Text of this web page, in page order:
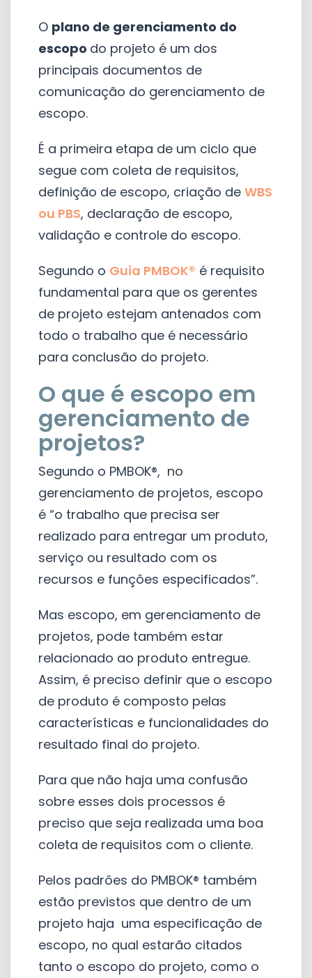
O plano de gerenciamento do
escopo do projeto é um dos
principais documentos de
comunicação do gerenciamento de
escopo.
É a primeira etapa de um ciclo que
segue com coleta de requisitos,
definição de escopo, criação de WBS
ou PBS, declaração de escopo,
validação e controle do escopo.
Segundo o Guia PMBOK® é requisito
fundamental para que os gerentes
de projeto estejam antenados com
todo o trabalho que é necessário
para conclusão do projeto.
O que é escopo em
gerenciamento de
projetos?
Segundo o PMBOK®, no
gerenciamento de projetos, escopo
é “o trabalho que precisa ser
realizado para entregar um produto,
serviço ou resultado com os
recursos e funções especificados”.
Mas escopo, em gerenciamento de
projetos, pode também estar
relacionado ao produto entregue.
Assim, é preciso definir que o escopo
de produto é composto pelas
características e funcionalidades do
resultado final do projeto.
Para que não haja uma confusão
sobre esses dois processos é
preciso que seja realizada uma boa
coleta de requisitos com o cliente.
Pelos padrões do PMBOK® também
estão previstos que dentro de um
projeto haja uma especificação de
escopo, no qual estarão citados
tanto o escopo do projeto, como o